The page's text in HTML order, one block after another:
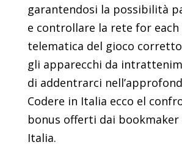
garantendosi la possibilità
e controllare la rete for each
telematica del gioco
gli apparecchi da
di addentrarci
Codere in Italia ecco el
bonus offerti dai
Italia.